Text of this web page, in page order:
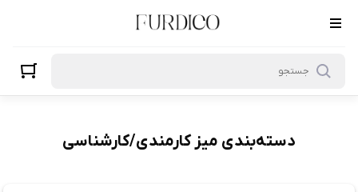
دسته‌بندی میز کارمندی/کارشناسی